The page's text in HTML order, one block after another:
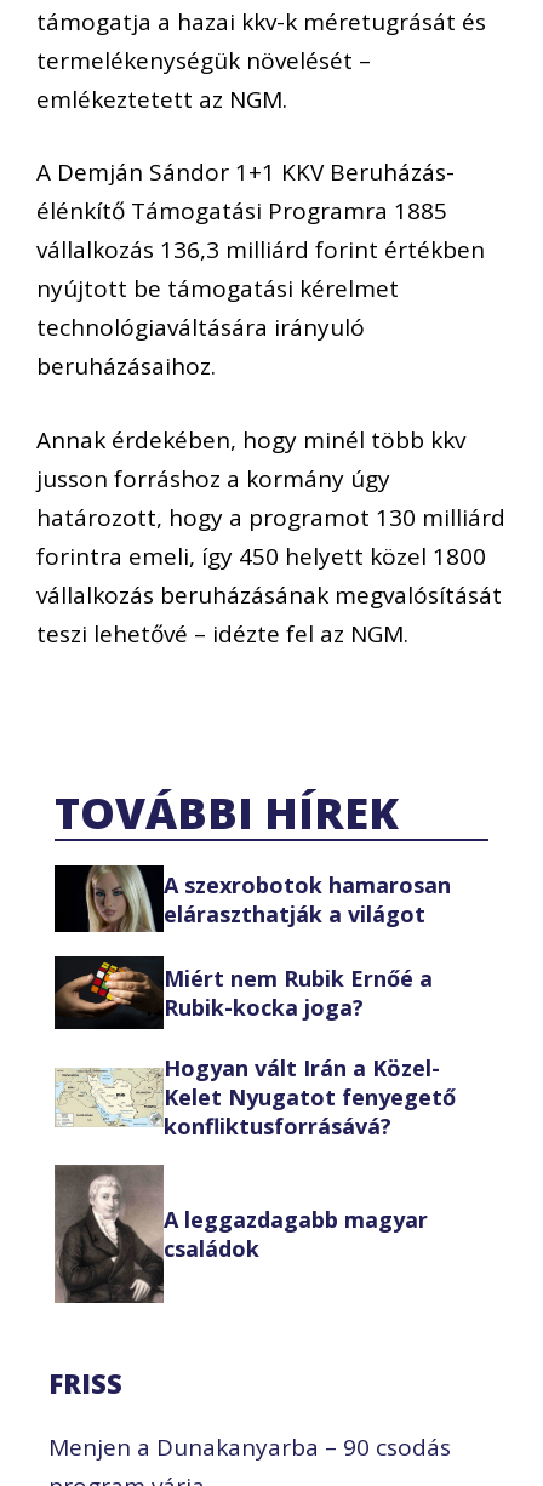
támogatja a hazai kkv-k méretugrását és
termelékenységük növelését –
emlékeztetett az NGM.
A Demján Sándor 1+1 KKV Beruházás-
élénkítő Támogatási Programra 1885
vállalkozás 136,3 milliárd forint értékben
nyújtott be támogatási kérelmet
technológiaváltására irányuló
beruházásaihoz.
Annak érdekében, hogy minél több kkv
jusson forráshoz a kormány úgy
határozott, hogy a programot 130 milliárd
forintra emeli, így 450 helyett közel 1800
vállalkozás beruházásának megvalósítását
teszi lehetővé – idézte fel az NGM.
TOVÁBBI HÍREK
A szexrobotok hamarosan
eláraszthatják a világot
Miért nem Rubik Ernőé a
Rubik-kocka joga?
Hogyan vált Irán a Közel-
Kelet Nyugatot fenyegető
konfliktusforrásává?
A leggazdagabb magyar
családok
FRISS
Menjen a Dunakanyarba – 90 csodás